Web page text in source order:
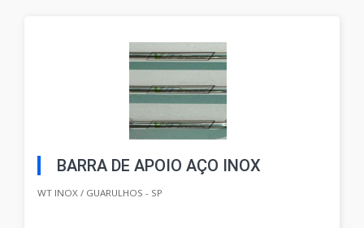
BARRA DE APOIO AÇO INOX
WT INOX / GUARULHOS - SP